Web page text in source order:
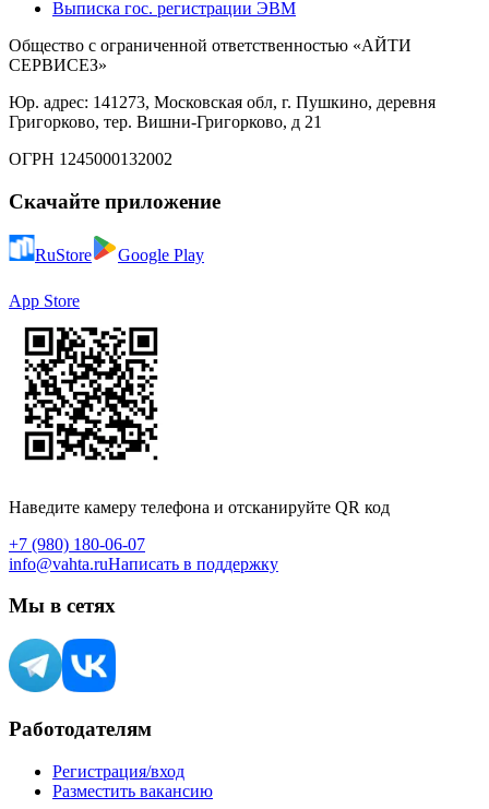
Выписка гос. регистрации ЭВМ
Общество с ограниченной ответственностью «АЙТИ
СЕРВИСЕЗ»
Юр. адрес: 141273, Московская обл, г. Пушкино, деревня
Григорково, тер. Вишни-Григорково, д 21
ОГРН 1245000132002
Скачайте приложение
RuStore Google Play
App Store
Наведите камеру телефона и отсканируйте QR код
+7 (980) 180-06-07
info@vahta.ruНаписать в поддержку
Мы в сетях
Работодателям
Регистрация/вход
Разместить вакансию